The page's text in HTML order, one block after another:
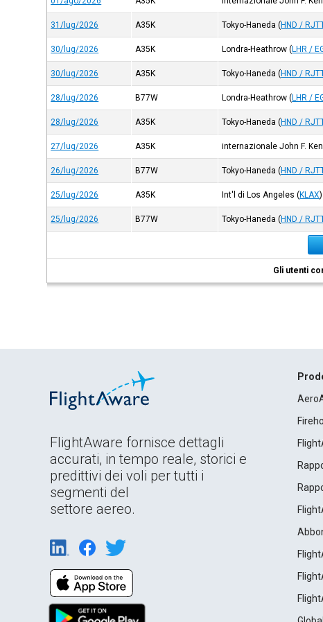
31/lug/2026 A35K Tokyo-Haneda (HND /
30/lug/2026 A35K Londra-Heathrow (LHR /
30/lug/2026 A35K Tokyo-Haneda (HND /
28/lug/2026 B77W Londra-Heathrow (LHR /
28/lug/2026 A35K Tokyo-Haneda (HND /
27/lug/2026 A35K internazionale John F.
26/lug/2026 B77W Tokyo-Haneda (HND /
25/lug/2026 A35K Int'l di Los Angeles (KLAX)
25/lug/2026 B77W Tokyo-Haneda (HND /
Gli utenti
FlightAware fornisce dettagli
accurati, in tempo reale, storici e
predittivi dei voli per tutti i
segmenti del
settore aereo.